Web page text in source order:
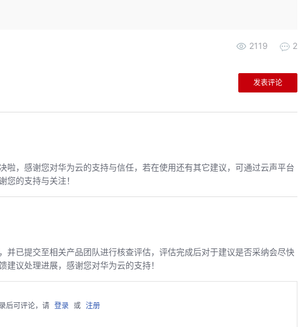
2119 2
发表评论
啦，感谢您对华为云的支持与信任，若在使用还有其它建议，可通过云声平台
您的支持与关注！
并已提交至相关产品团队进行核查评估，评估完成后对于建议是否采纳会尽快
议处理进展，感谢您对华为云的支持！
后可评论，请 登录 或 注册